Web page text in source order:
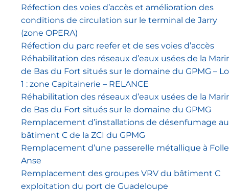
Réfection des voies d’accès et amélioration des
conditions de circulation sur le terminal de Jarry
(zone OPERA)
Réfection du parc reefer et de ses voies d’accès
Réhabilitation des réseaux d’eaux usées de la
de Bas du Fort situés sur le domaine du GPMG –
1 : zone Capitainerie – RELANCE
Réhabilitation des réseaux d’eaux usées de la
de Bas du Fort situés sur le domaine du GPMG
Remplacement d’installations de désenfumage au
bâtiment C de la ZCI du GPMG
Remplacement d’une passerelle métallique à Folle
Anse
Remplacement des groupes VRV du bâtiment C
exploitation du port de Guadeloupe